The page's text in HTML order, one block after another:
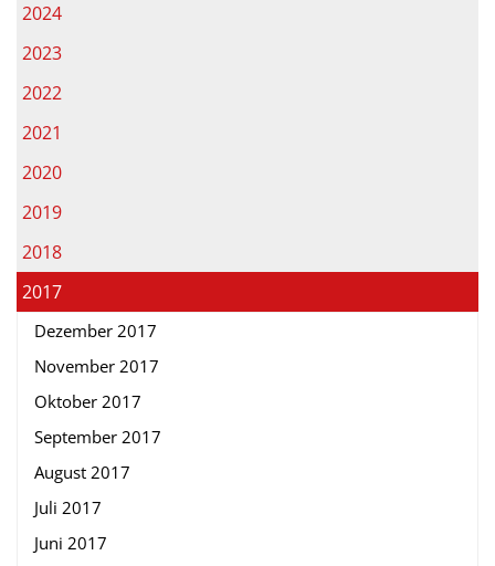
2024
2023
2022
2021
2020
2019
2018
2017
Dezember 2017
November 2017
Oktober 2017
September 2017
August 2017
Juli 2017
Juni 2017